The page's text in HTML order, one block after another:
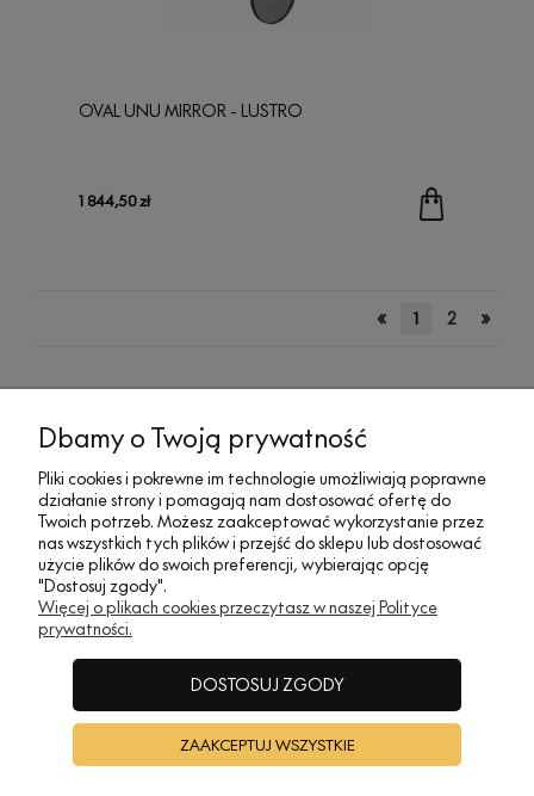
OVAL UNU MIRROR - LUSTRO
1 844,50 zł
« 1 2 »
MOJE KONTO
SOCIAL MEDIA
INFORMACJE
A•TAK DESIGN
Dbamy o Twoją prywatność
Pliki cookies i pokrewne im technologie umożliwiają poprawne
działanie strony i pomagają nam dostosować ofertę do
Twoich potrzeb. Możesz zaakceptować wykorzystanie przez
nas wszystkich tych plików i przejść do sklepu lub dostosować
użycie plików do swoich preferencji, wybierając opcję
"Dostosuj zgody".
Więcej o plikach cookies przeczytasz w naszej Polityce
prywatności.
DOSTOSUJ ZGODY
ZAAKCEPTUJ WSZYSTKIE